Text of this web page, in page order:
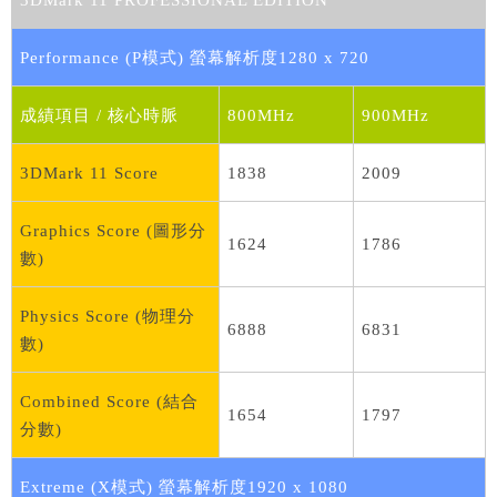
Performance (P模式) 螢幕解析度1280 x 720
成績項目 / 核心時脈 800MHz 900MHz
3DMark 11 Score 1838 2009
Graphics Score (圖形分
數)
1624 1786
Physics Score (物理分
數)
6888 6831
Combined Score (結合
分數)
1654 1797
Extreme (X模式) 螢幕解析度1920 x 1080